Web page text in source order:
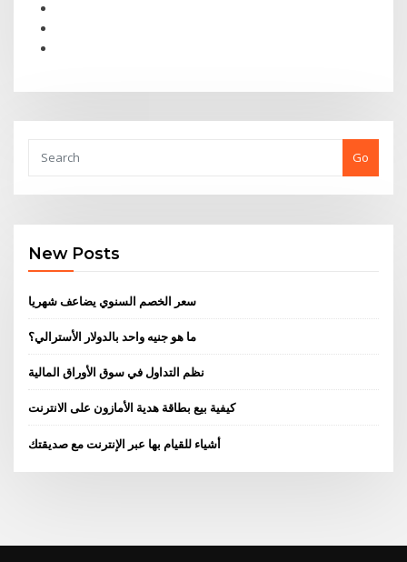
Go
New Posts
سعر الخصم السنوي يضاعف شهريا
ما هو جنيه واحد بالدولار الأسترالي؟
نظم التداول في سوق الأوراق المالية
كيفية بيع بطاقة هدية الأمازون على الانترنت
أشياء للقيام بها عبر الإنترنت مع صديقتك